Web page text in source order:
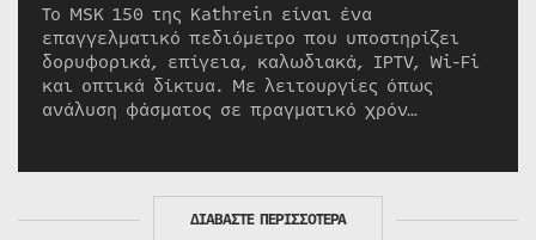
Το MSK 150 της Kathrein είναι ένα
επαγγελματικό πεδιόμετρο που υποστηρίζει
δορυφορικά, επίγεια, καλωδιακά, IPTV, Wi-Fi
και οπτικά δίκτυα. Με λειτουργίες όπως
ανάλυση φάσματος σε πραγματικό χρόν…
ΔΙΑΒΑΣΤΕ ΠΕΡΙΣΣΟΤΕΡΑ